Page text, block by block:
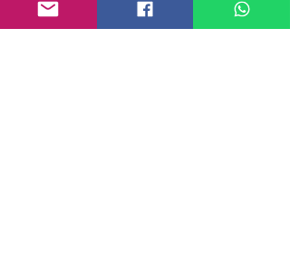
👉🏼SEM TROCA.
👉🏼SOMENTE À VISTA.